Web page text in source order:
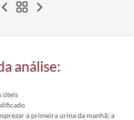
análise:
úteis
a primeira urina da manhã; a